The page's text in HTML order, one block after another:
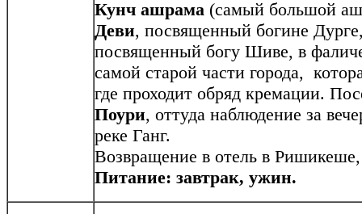
Кунч ашрама (самый большой
Деви, посвященный богине
посвященный богу Шиве, в
самой старой части города,
где проходит обряд кремации.
Поури, оттуда наблюдение за
реке Ганг.
Возвращение в отель в
Питание: завтрак, ужин.